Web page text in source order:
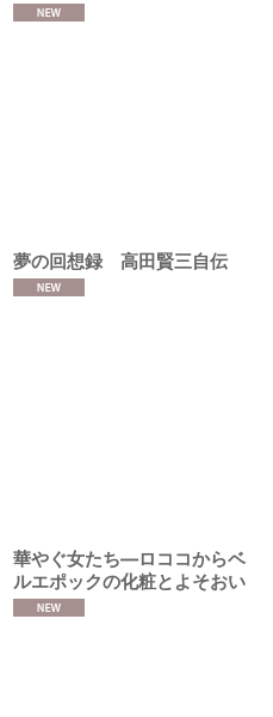
夢の回想録 高田賢三自伝
華やぐ女たち―ロココからベ
ルエポックの化粧とよそおい